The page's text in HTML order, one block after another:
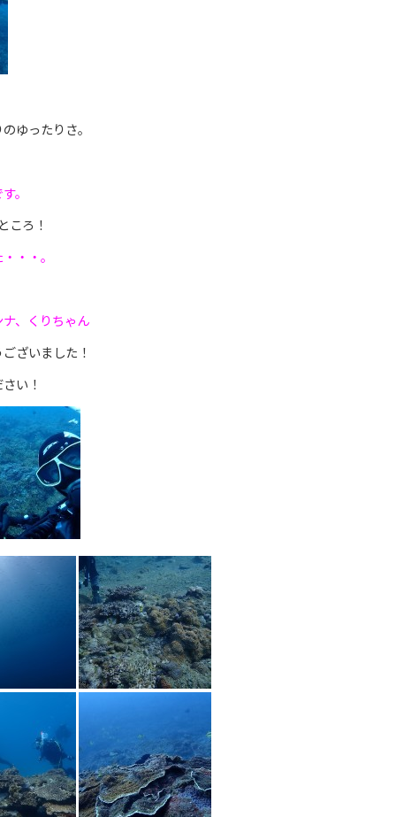
ゆったりさ。
。
ころ！
・・。
、くりちゃん
ざいました！
い！